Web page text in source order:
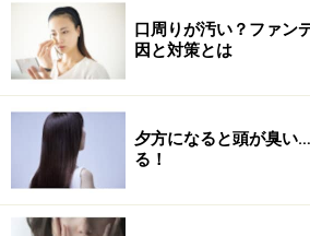
口周りが汚い？ファン
因と対策とは
夕方になると頭が臭い
る！